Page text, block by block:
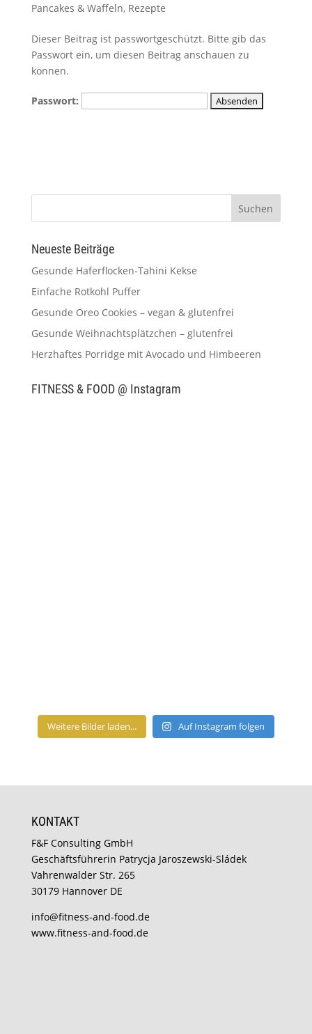
Pancakes & Waffeln, Rezepte
Dieser Beitrag ist passwortgeschützt. Bitte gib das
Passwort ein, um diesen Beitrag anschauen zu
können.
Passwort:
Neueste Beiträge
Gesunde Haferflocken-Tahini Kekse
Einfache Rotkohl Puffer
Gesunde Oreo Cookies – vegan & glutenfrei
Gesunde Weihnachtsplätzchen – glutenfrei
Herzhaftes Porridge mit Avocado und Himbeeren
FITNESS & FOOD @ Instagram
Weitere Bilder laden... Auf Instagram folgen
KONTAKT
F&F Consulting GmbH
Geschäftsführerin Patrycja Jaroszewski-Sládek
Vahrenwalder Str. 265
30179 Hannover DE
info@fitness-and-food.de
www.fitness-and-food.de